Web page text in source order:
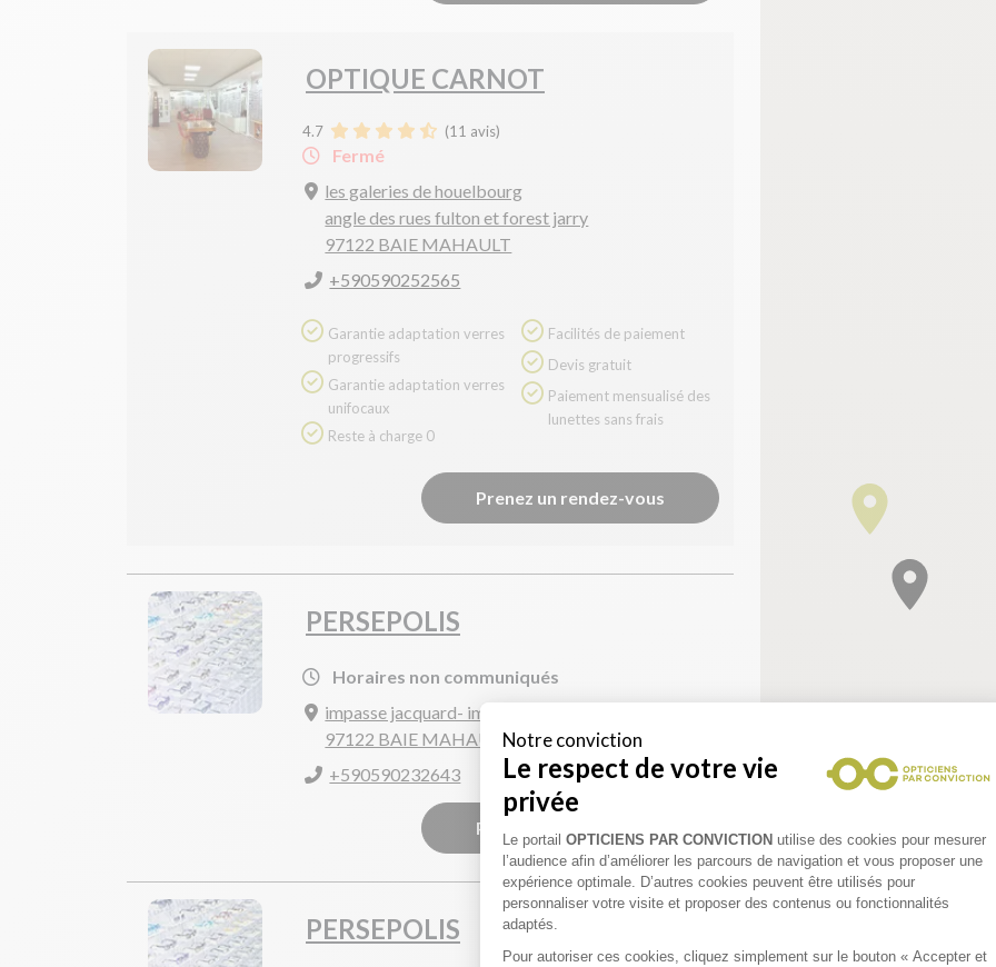
OPTIQUE CARNOT
4.7 (11 avis)
Fermé
les galeries de houelbourg
angle des rues fulton et forest jarry
97122 BAIE MAHAULT
+590590252565
progressifs
unifocaux
Reste à charge 0
Facilités de paiement
Devis gratuit
lunettes sans frais
Prenez un rendez-vous
PERSEPOLIS
Horaires non communiqués
impasse jacquard- immeuble tiengo
97122 BAIE MAHAULT
+590590232643
Prenez un rendez-vous
PERSEPOLIS
Notre conviction
Le respect de votre vie
privée
Plateforme de Gestion du
Le portail OPTICIENS PAR CONVICTION utilise des cookies pour mesurer
l’audience afin d’améliorer les parcours de navigation et vous proposer une
expérience optimale. D’autres cookies peuvent être utilisés pour
personnaliser votre visite et proposer des contenus ou fonctionnalités
adaptés.
Pour autoriser ces cookies, cliquez simplement sur le bouton « Accepter et